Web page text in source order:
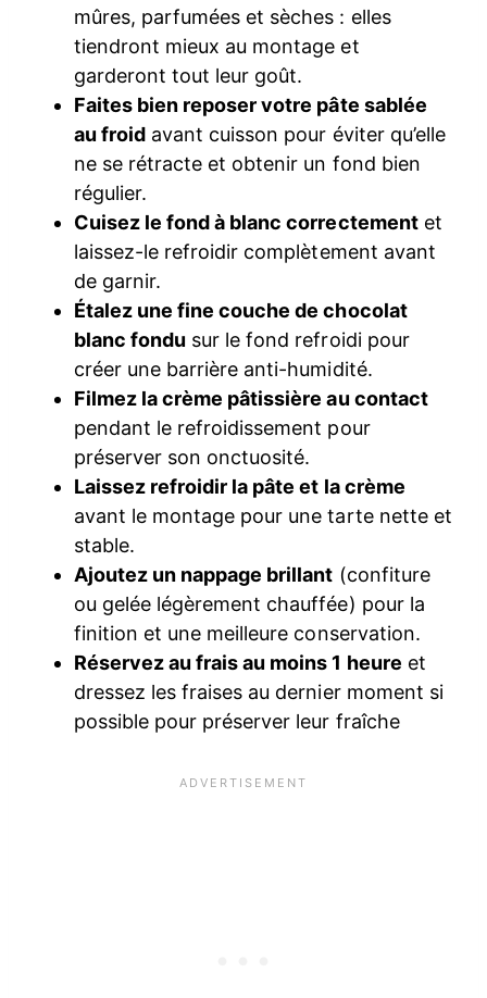
mûres, parfumées et sèches : elles
tiendront mieux au montage et
garderont tout leur goût.
Faites bien reposer votre pâte sablée
au froid avant cuisson pour éviter qu’elle
ne se rétracte et obtenir un fond bien
régulier.
Cuisez le fond à blanc correctementet
laissez-le refroidir complètement avant
de garnir.
Étalez une fine couche de chocolat
blanc fondu sur le fond refroidi pour
créer une barrière anti-humidité.
Filmez la crème pâtissière au contact
pendant le refroidissement pour
préserver son onctuosité.
Laissez refroidir la pâte et la crème
avant le montage pour une tarte nette et
stable.
Ajoutez un nappage brillant (confiture
ou gelée légèrement chauffée) pour la
finition et une meilleure conservation.
Réservez au frais au moins 1 heure et
dressez les fraises au dernier moment si
possible pour préserver leur fraîche